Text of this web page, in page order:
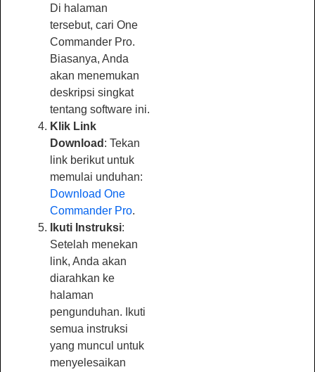
Di halaman
tersebut, cari One
Commander Pro.
Biasanya, Anda
akan menemukan
deskripsi singkat
tentang software ini.
Klik Link
Download : Tekan
link berikut untuk
memulai unduhan:
Download One
Commander Pro.
Ikuti Instruksi:
Setelah menekan
link, Anda akan
diarahkan ke
halaman
pengunduhan. Ikuti
semua instruksi
yang muncul untuk
menyelesaikan